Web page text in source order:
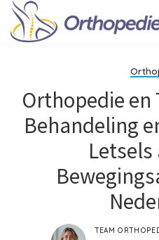
Orthopedie en
Behandeling
POSTED
TEAM